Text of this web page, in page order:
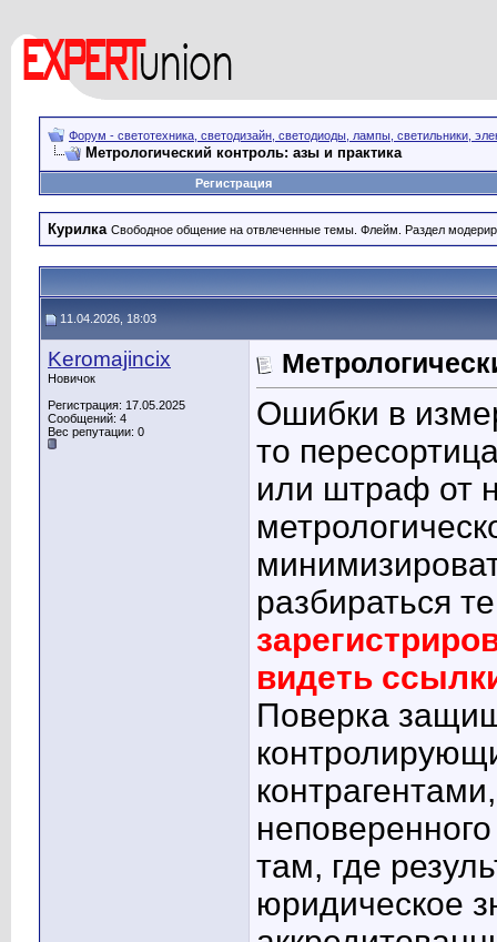
Форум - светотехника, светодизайн, светодиоды, лампы, светильники,
Метрологический контроль: азы и практика
Регистрация
Курилка Свободное общение на отвлеченные темы. Флейм. Раздел
11.04.2026, 18:03
Keromajincix
Новичок
Регистрация: 17.05.2025
Сообщений: 4
Вес репутации: 0
Ошибки в
то
или штраф от
разбираться
видеть
Поверка
там, где
юридическое